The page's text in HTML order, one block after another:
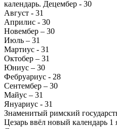
календарь. Децембер - 30
Август - 31
Априлис - 30
Новембер – 30
Июль – 31
Мартиус - 31
Октобер – 31
Юниус – 30
Фебруариус - 28
Сентембер – 30
Майус – 31
Януариус - 31
Знаменитый римский
Цезарь ввёл новый календарь